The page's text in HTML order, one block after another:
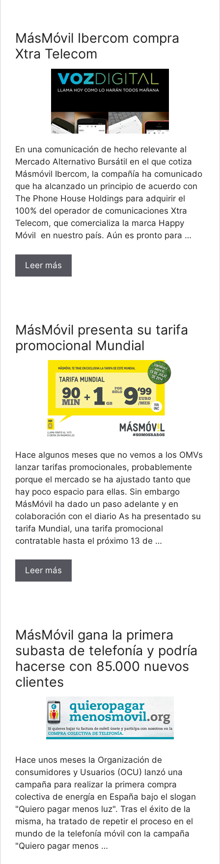
MásMóvil Ibercom compra
Xtra Telecom
En una comunicación de hecho relevante al
Mercado Alternativo Bursátil en el que cotiza
Másmóvil Ibercom, la compañía ha comunicado
que ha alcanzado un principio de acuerdo con
The Phone House Holdings para adquirir el
100% del operador de comunicaciones Xtra
Telecom, que comercializa la marca Happy
Móvil en nuestro país. Aún es pronto para …
Leer más
MásMóvil presenta su tarifa
promocional Mundial
Hace algunos meses que no vemos a los OMVs
lanzar tarifas promocionales, probablemente
porque el mercado se ha ajustado tanto que
hay poco espacio para ellas. Sin embargo
MásMóvil ha dado un paso adelante y en
colaboración con el diario As ha presentado su
tarifa Mundial, una tarifa promocional
contratable hasta el próximo 13 de …
Leer más
MásMóvil gana la primera
subasta de telefonía y podría
hacerse con 85.000 nuevos
clientes
Hace unos meses la Organización de
consumidores y Usuarios (OCU) lanzó una
campaña para realizar la primera compra
colectiva de energía en España bajo el slogan
"Quiero pagar menos luz". Tras el éxito de la
misma, ha tratado de repetir el proceso en el
mundo de la telefonía móvil con la campaña
"Quiero pagar menos …